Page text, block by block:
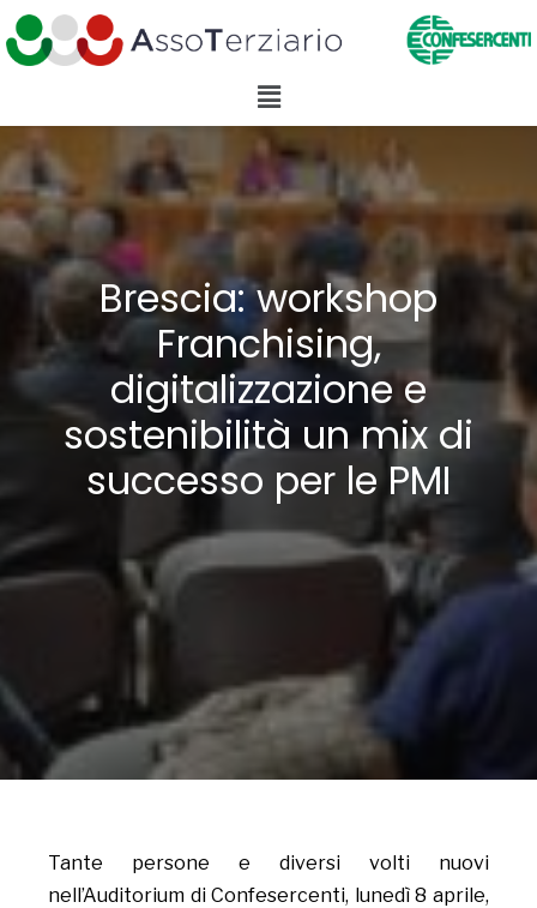
Brescia: workshop
Franchising,
digitalizzazione e
sostenibilità un mix di
successo per le PMI
Tante persone e diversi volti nuovi
nell’Auditorium di Confesercenti, lunedì 8 aprile,